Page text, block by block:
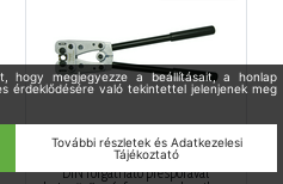
Présfogó szigeteletlen csősaruhoz
DIN forgatható préspofával